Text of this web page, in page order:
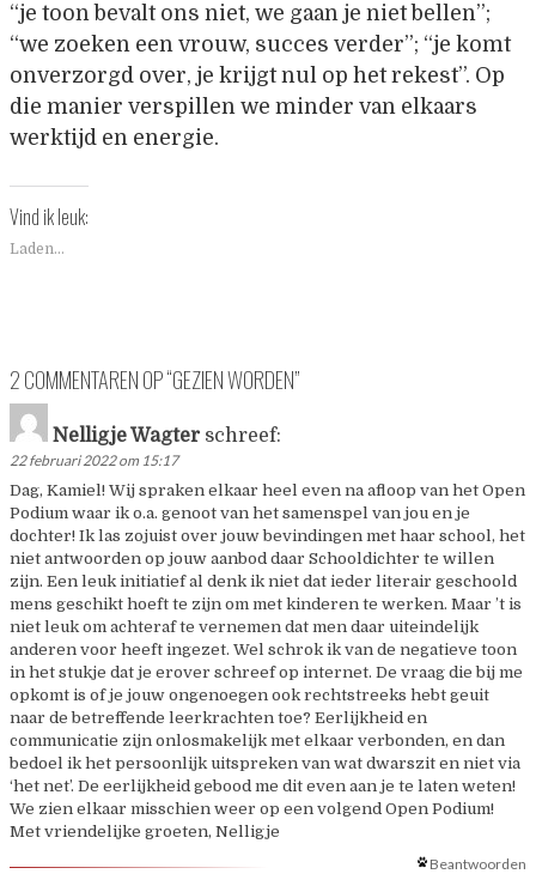
“je toon bevalt ons niet, we gaan je niet bellen”;
“we zoeken een vrouw, succes verder”; “je komt
onverzorgd over, je krijgt nul op het rekest”. Op
die manier verspillen we minder van elkaars
werktijd en energie.
Vind ik leuk:
Laden...
2 COMMENTAREN OP “GEZIEN WORDEN”
Nelligje Wagter schreef:
22 februari 2022 om 15:17
Dag, Kamiel! Wij spraken elkaar heel even na afloop van het Open
Podium waar ik o.a. genoot van het samenspel van jou en je
dochter! Ik las zojuist over jouw bevindingen met haar school, het
niet antwoorden op jouw aanbod daar Schooldichter te willen
zijn. Een leuk initiatief al denk ik niet dat ieder literair geschoold
mens geschikt hoeft te zijn om met kinderen te werken. Maar ’t is
niet leuk om achteraf te vernemen dat men daar uiteindelijk
anderen voor heeft ingezet. Wel schrok ik van de negatieve toon
in het stukje dat je erover schreef op internet. De vraag die bij me
opkomt is of je jouw ongenoegen ook rechtstreeks hebt geuit
naar de betreffende leerkrachten toe? Eerlijkheid en
communicatie zijn onlosmakelijk met elkaar verbonden, en dan
bedoel ik het persoonlijk uitspreken van wat dwarszit en niet via
‘het net’. De eerlijkheid gebood me dit even aan je te laten weten!
We zien elkaar misschien weer op een volgend Open Podium!
Met vriendelijke groeten, Nelligje
Beantwoorden